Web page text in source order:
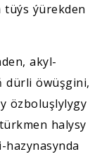
tüýs ýürekden
akyl-
dürli öwüşgini,
özboluşlylygy
halysy